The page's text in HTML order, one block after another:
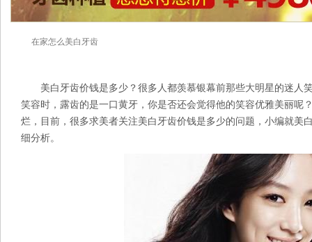
在家怎么美白牙齿
美白牙齿价钱是多少？很多人都羡慕银幕前那些大明星的迷人
笑容时，露齿的是一口黄牙，你是否还会觉得他的笑容优雅美丽呢
烂，目前，很多求美者关注美白牙齿价钱是多少的问题，小编就美
细分析。